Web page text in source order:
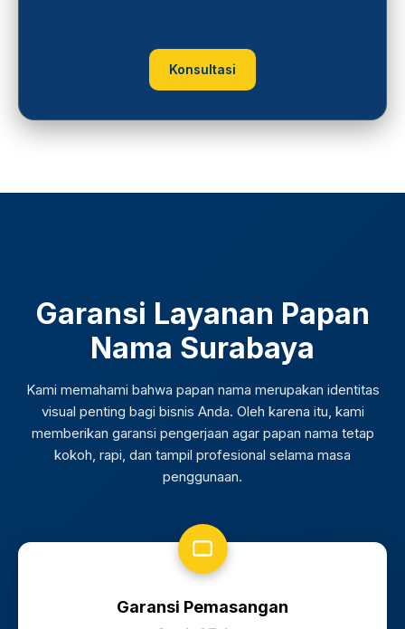
Konsultasi
Garansi Layanan Papan
Nama Surabaya
Kami memahami bahwa papan nama merupakan identitas
visual penting bagi bisnis Anda. Oleh karena itu, kami
memberikan garansi pengerjaan agar papan nama tetap
kokoh, rapi, dan tampil profesional selama masa
penggunaan.
Garansi Pemasangan